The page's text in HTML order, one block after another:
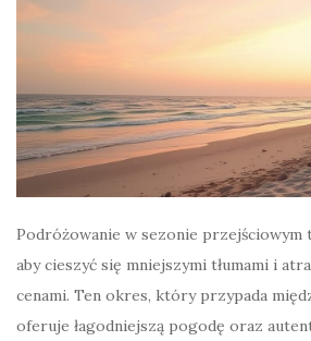
Podróżowanie w sezonie przejściowym
aby cieszyć się mniejszymi tłumami i
cenami. Ten okres, który przypada
oferuje łagodniejszą pogodę oraz